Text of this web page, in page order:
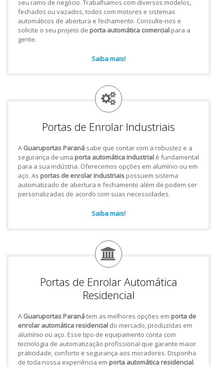
seu ramo de negócio. Trabalhamos com diversos modelos,
fechados ou vazados, todos com motores e sistemas
automáticos de abertura e fechamento. Consulte-nos e
solicite o seu projeto de porta automática comercialpara a
gente.
Saiba mais!
Portas de Enrolar Industriais
A Guaruportas Paranásabe que contar com a robustez e a
segurança de uma porta automática industrialé fundamental
para a sua indústria. Oferecemos opções em alumínio ou em
aço. As portas de enrolar industriaispossuem sistema
automatizado de abertura e fechamento além de podem ser
personalizadas de acordo com suas necessidades.
Saiba mais!
Portas de Enrolar Automática
Residencial
A Guaruportas Paranátem as melhores opções em porta de
enrolar automática residencialdo mercado, produzidas em
alumínio ou aço. Esse tipo de equipamento conta com
tecnologia de automatização profissional que garante maior
praticidade, conforto e segurança aos moradores. Disponha
de toda nossa experiência em porta automática residencial.